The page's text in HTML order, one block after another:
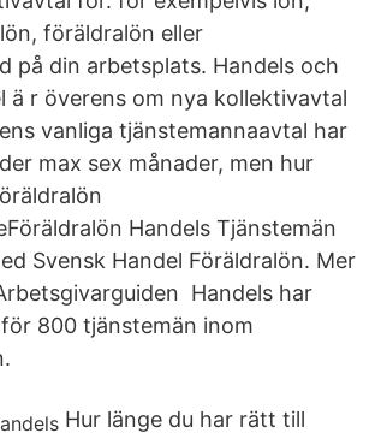
föräldralön eller
på din arbetsplats. Handels och
ä r överens om nya kollektivavtal
vanliga tjänstemannaavtal har
max sex månader, men hur
Handels Tjänstemän
Svensk Handel Föräldralön. Mer
Handels har
800 tjänstemän inom
Hur länge du har rätt till